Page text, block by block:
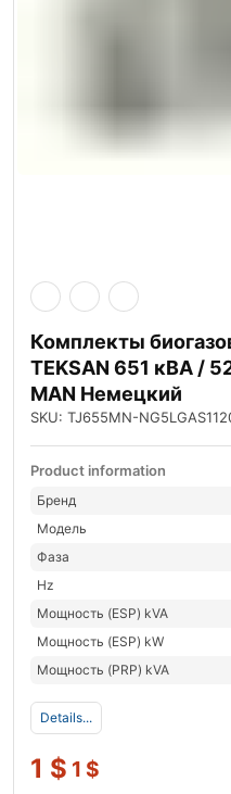
Комплекты
TEKSAN 651 кВА /
MAN Немецкий
SKU: TJ655MN-
Product information
Бренд
Модель
Фаза
Hz
Мощность (ESP) kVA
Мощность (ESP) kW
Мощность (PRP) kVA
Details...
1 $ 1 $